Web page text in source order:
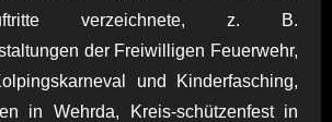
verzeichnete, z. B.
der Freiwilligen Feuerwehr,
und Kinderfasching,
in Wehrda, Kreis-schützenfest in